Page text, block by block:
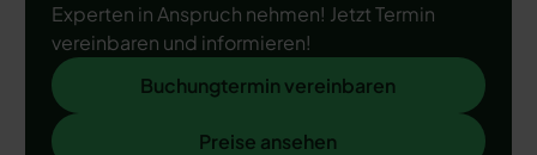
Experten in Anspruch nehmen! Jetzt Termin
vereinbaren und informieren!
Buchungtermin vereinbaren
Buchungtermin vereinbaren
Preise ansehen
Preise ansehen